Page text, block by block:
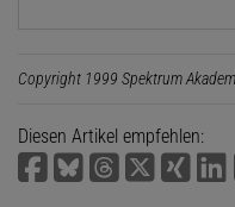
Copyright 1999 Spektrum
Diesen Artikel empfehlen: